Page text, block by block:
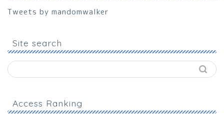
Tweets by mandomwalker
Site search
Access Ranking